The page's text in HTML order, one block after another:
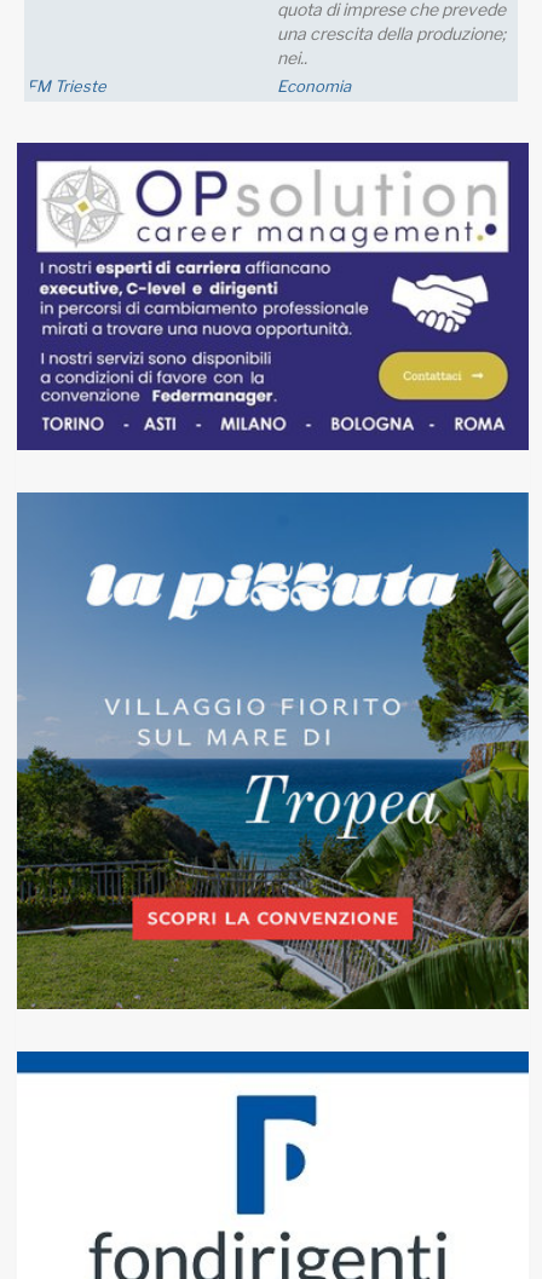
FM Trieste
quota di imprese che prevede
una crescita della produzione;
nei..
Economia